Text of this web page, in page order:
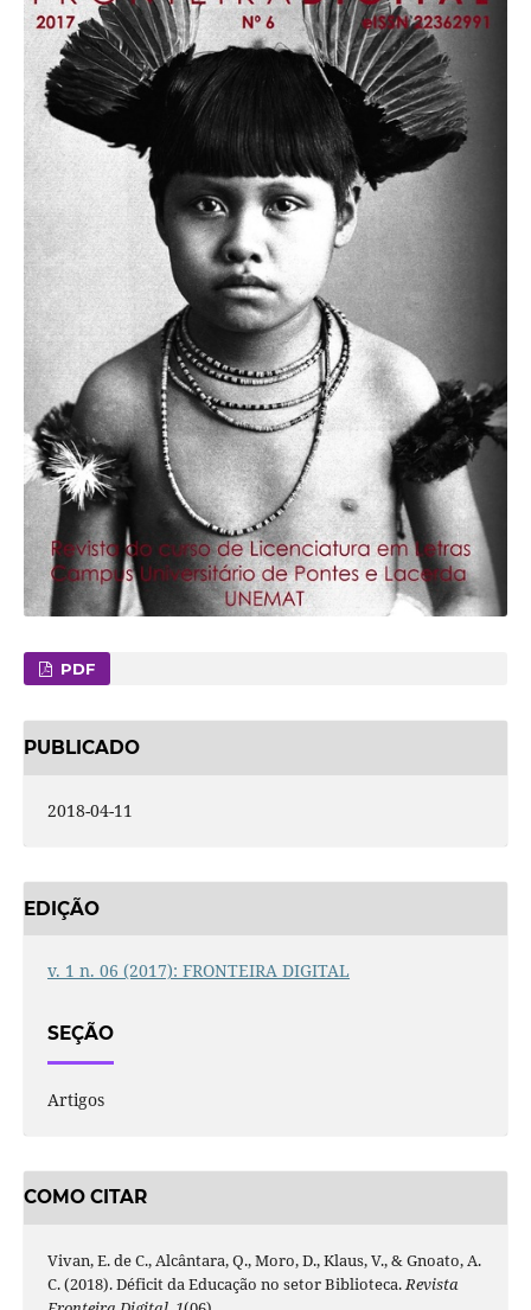
PDF
PUBLICADO
2018-04-11
EDIÇÃO
v. 1 n. 06 (2017): FRONTEIRA DIGITAL
SEÇÃO
Artigos
COMO CITAR
Vivan, E. de C., Alcântara, Q., Moro, D., Klaus, V., & Gnoato, A.
C. (2018). Déficit da Educação no setor Biblioteca.Revista